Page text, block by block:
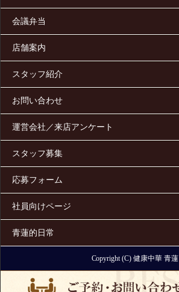
会議弁当
店舗案内
スタッフ紹介
お問い合わせ
運営会社／来店アンケート
スタッフ募集
応募フォーム
社員向けページ
青蓮的日常
Copyright (C) 健康中華 青蓮